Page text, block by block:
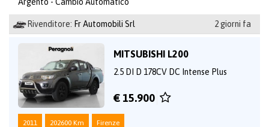
Argento - Cambio Automatico
Rivenditore: Fr Automobili Srl 2 giorni fa
MITSUBISHI L200
2.5 DI D 178CV DC Intense Plus
€ 15.900
2011 202600 Km Firenze